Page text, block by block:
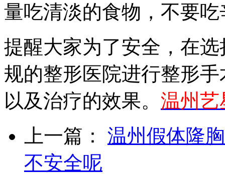
量吃清淡的食物，不要
提醒大家为了安全，在
规的整形医院进行整形
以及治疗的效果。 温州艺
上一篇：
温州假体隆
不安全呢